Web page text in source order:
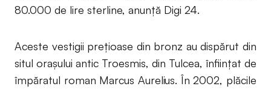
80.000 de lire sterline, anunță Digi 24.
Aceste vestigii preţioase din bronz au dispărut din
situl oraşului antic Troesmis, din Tulcea, înfiinţat de
împăratul roman Marcus Aurelius. În 2002, plăcile